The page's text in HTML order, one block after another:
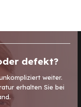
defekt?
weiter.
erhalten Sie bei